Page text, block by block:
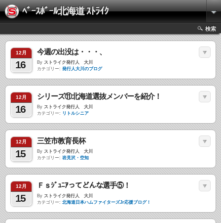
ﾍﾞｰｽﾎﾞｰﾙ北海道 ｽﾄﾗｲｸ
検索
12月
16
今週の出没は・・・、
By ストライク発行人 大川
カテゴリー: 発行人大川のブログ
12月
16
シリーズ⑪北海道選抜メンバーを紹介！
By ストライク発行人 大川
カテゴリー: リトルシニア
12月
15
三笠市教育長杯
By ストライク発行人 大川
カテゴリー: 岩見沢・空知
12月
15
Ｆｓｼﾞｭﾆｱってどんな選手⑤！
By ストライク発行人 大川
カテゴリー: 北海道日本ハムファイターズJr応援ブログ！